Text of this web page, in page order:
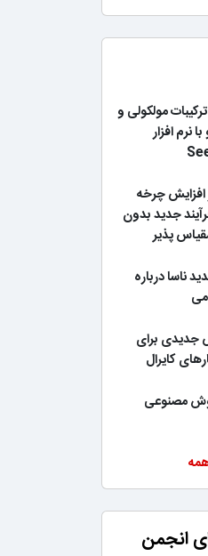
مولکولی و
نرم افزار
چرخه
جدید بدون
پذیر
ناسا درباره
جدیدی برای
کایرال
مصنوعی
انجمن